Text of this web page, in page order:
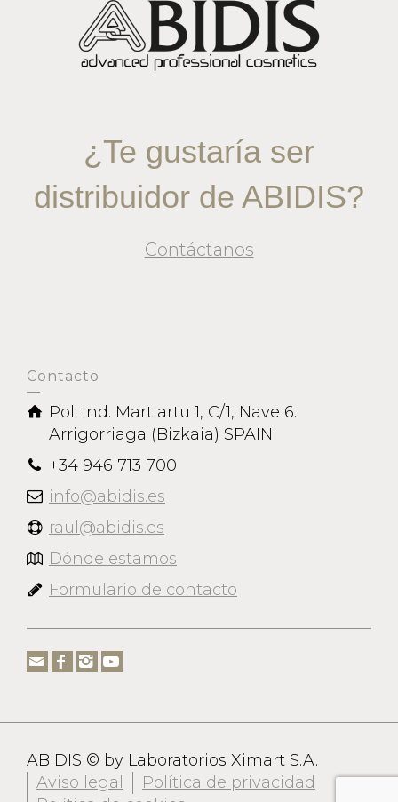
¿Te gustaría ser
distribuidor de ABIDIS?
Contáctanos
Contacto
Pol. Ind. Martiartu 1, C/1, Nave 6.
Arrigorriaga (Bizkaia) SPAIN
+34 946 713 700
info@abidis.es
raul@abidis.es
Dónde estamos
Formulario de contacto
ABIDIS © by Laboratorios Ximart S.A.
Aviso legal
Política de privacidad